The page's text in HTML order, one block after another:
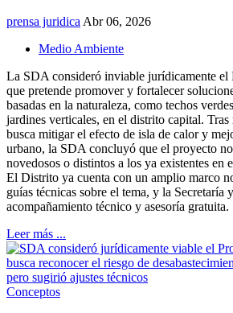
prensa juridica Abr 06, 2026
Medio Ambiente
La SDA consideró inviable jurídicamente el
que pretende promover y fortalecer
basadas en la naturaleza, como techos
jardines verticales, en el distrito capital.
busca mitigar el efecto de isla de calor y
urbano, la SDA concluyó que el proyecto
novedosos o distintos a los ya existentes en
El Distrito ya cuenta con un amplio marco
guías técnicas sobre el tema, y la Secretaría
acompañamiento técnico y asesoría gratuita.
Leer más ...
Conceptos